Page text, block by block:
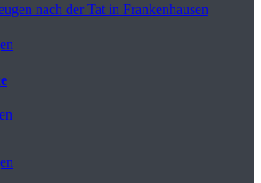
nach der Tat in Frankenhausen